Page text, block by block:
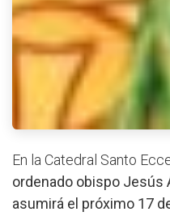
En la Catedral Santo
ordenado obispo Jesús
asumirá el próximo 17